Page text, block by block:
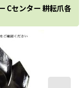
Cセンター 耕耘爪各